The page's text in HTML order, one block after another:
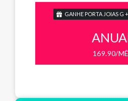
GANHE PORTA JOIAS G
169.90/